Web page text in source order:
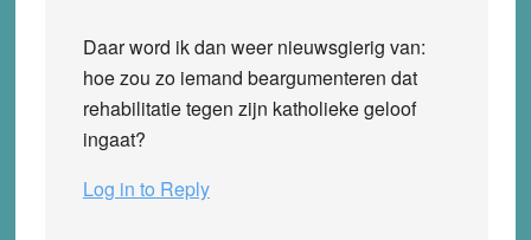
Daar word ik dan weer nieuwsgierig van:
hoe zou zo iemand beargumenteren dat
rehabilitatie tegen zijn katholieke geloof
ingaat?
Log in to Reply